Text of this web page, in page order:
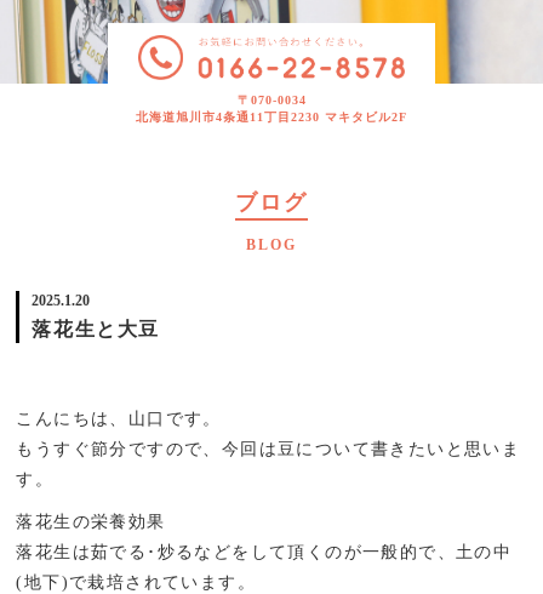
〒070-0034
北海道旭川市4条通11丁目2230 マキタビル2F
ブログ
BLOG
2025.1.20
落花生と大豆
こんにちは、山口です。
もうすぐ節分ですので、今回は豆について書きたいと思いま
す。
落花生の栄養効果
落花生は茹でる･炒るなどをして頂くのが一般的で、土の中
(地下)で栽培されています。